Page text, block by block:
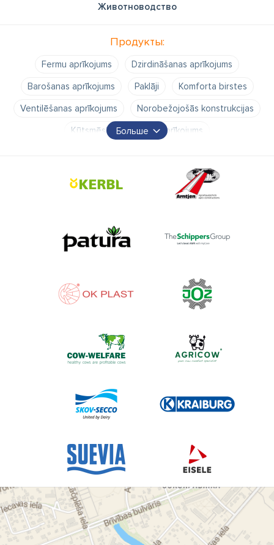
Животноводство
Продукты:
Fermu aprīkojums
Dzirdināšanas aprīkojums
Barošanas aprīkojums
Paklāji
Komforta birstes
Ventilēšanas aprīkojums
Norobežojošās konstrukcijas
Kūtsmēslu izvākšanas aprīkojums
Epoksīda pārklājumi
Ganību aprīkojums
Norobežošanas un kontroles aprīkojums
Nojumes
Barība un minerālpiedevas
Atnešanās palīgierīces
Kontroles inventārs
Marķēšanas inventārs
Piena sildītāji
Teļu segas
Teļu mājas un boksi
Pupu gumijas
šļūtenes
Tesmeņa kopšanas līdzekļi un inventārs
Tīrīšanas un dezinfekcijas līdzekļi
Filtri
Insektu maskas
Segli un seglu piederumi
Kāpšļi
Uzpurņi
Kaitēkļu apkarošanas līdzekļi
Grauzējiem
Больше